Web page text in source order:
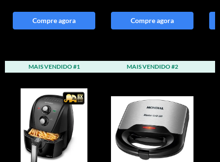
Compre agora Compre agora
MAIS VENDIDO #1 MAIS VENDIDO #2